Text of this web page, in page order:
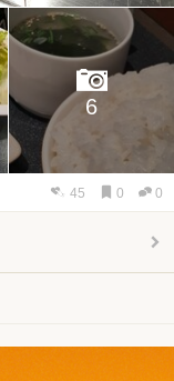
6
45 0 0